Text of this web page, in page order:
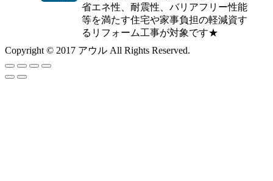
省エネ性、耐震性、バリアフリー性能
等を満たす住宅や家事負担の軽減資す
るリフォーム工事が対象です★
Copyright © 2017 アウル All Rights Reserved.